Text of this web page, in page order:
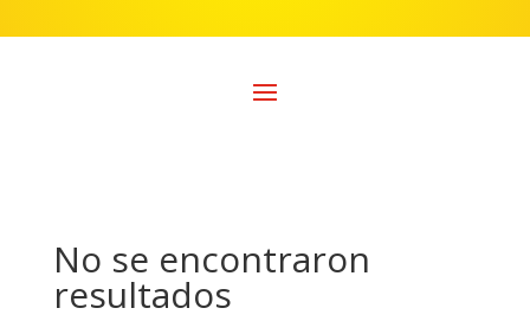
No se encontraron
resultados